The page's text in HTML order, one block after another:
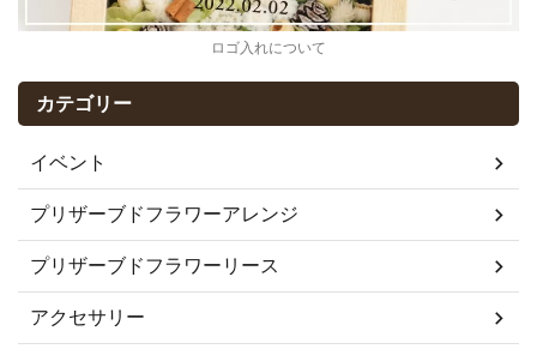
ロゴ入れについて
カテゴリー
イベント
プリザーブドフラワーアレンジ
プリザーブドフラワーリース
アクセサリー